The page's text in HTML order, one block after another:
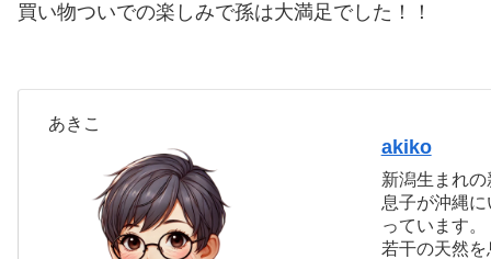
買い物ついでの楽しみで孫は大満足でした！！
あきこ
akiko
新潟生まれ
息子が沖縄
っています。
若干の天然